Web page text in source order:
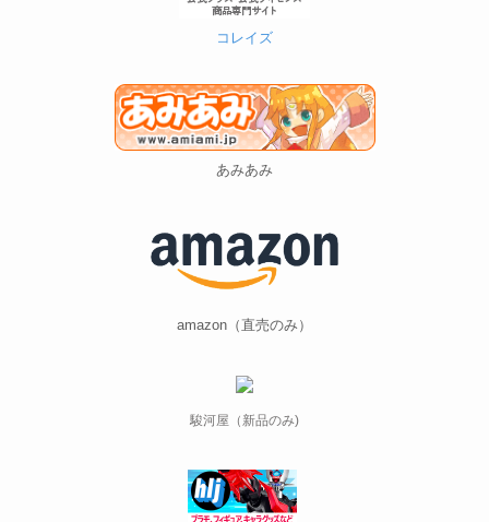
コレイズ
あみあみ
amazon（直売のみ）
駿河屋（新品のみ)